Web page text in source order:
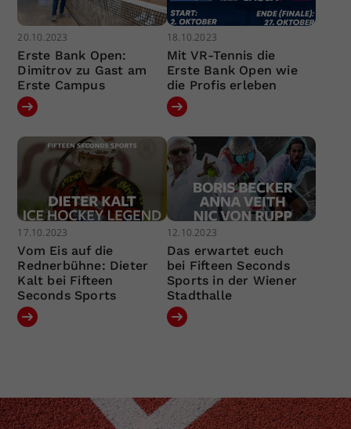
20.10.2023
Erste Bank Open:
Dimitrov zu Gast am
Erste Campus
18.10.2023
Mit VR-Tennis die
Erste Bank Open wie
die Profis erleben
17.10.2023
Vom Eis auf die
Rednerbühne: Dieter
Kalt bei Fifteen
Seconds Sports
12.10.2023
Das erwartet euch
bei Fifteen Seconds
Sports in der Wiener
Stadthalle